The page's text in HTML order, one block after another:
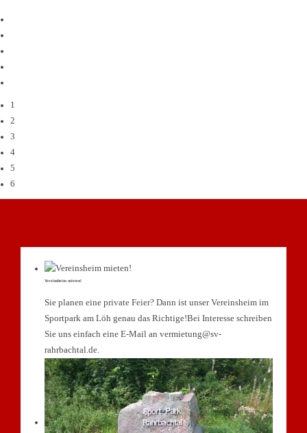
1
2
3
4
5
6
Vereinsheim mieten!
Sie planen eine private Feier? Dann ist unser Vereinsheim im
Sportpark am Löh genau das Richtige!Bei Interesse schreiben
Sie uns einfach eine E-Mail an vermietung@sv-
rahrbachtal.de.